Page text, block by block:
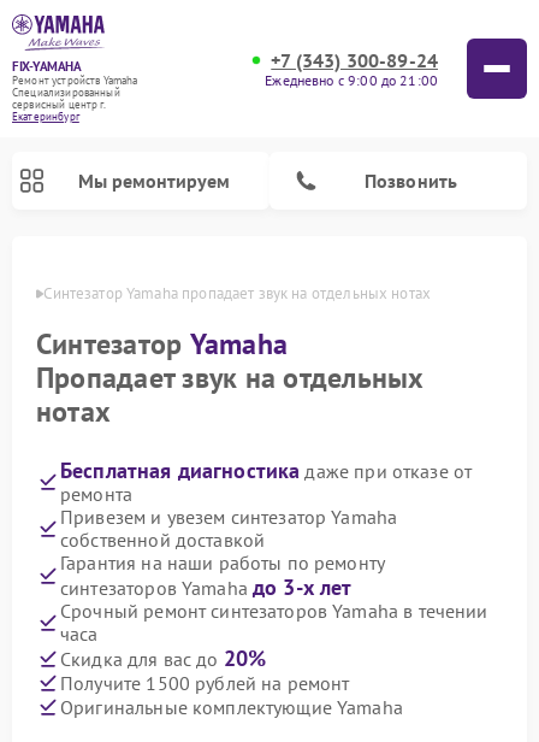
FIX-YAMAHA
Ремонт устройств Yamaha
Специализированный
cервисный центр г.
Екатеринбург
+7 (343) 300-89-24
Ежедневно с 9:00 до 21:00
Мы ремонтируем Позвонить
Синтезатор Yamaha пропадает звук на отдельных нотах
Синтезатор Yamaha
Пропадает звук на отдельных
нотах
Бесплатная диагностика даже при отказе от
ремонта
Привезем и увезем синтезатор Yamaha
собственной доставкой
Гарантия на наши работы по ремонту
синтезаторов Yamahaдо 3-х лет
Срочный ремонт синтезаторов Yamaha в течении
часа
Скидка для вас до 20%
Получите 1500 рублей на ремонт
Оригинальные комплектующие Yamaha